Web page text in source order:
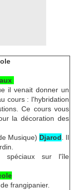
il venait donner un
cours : l'hybridation
Ce cours vous
la décoration des
Musique) Djarod . Il
spéciaux sur l'île
frangipanier.